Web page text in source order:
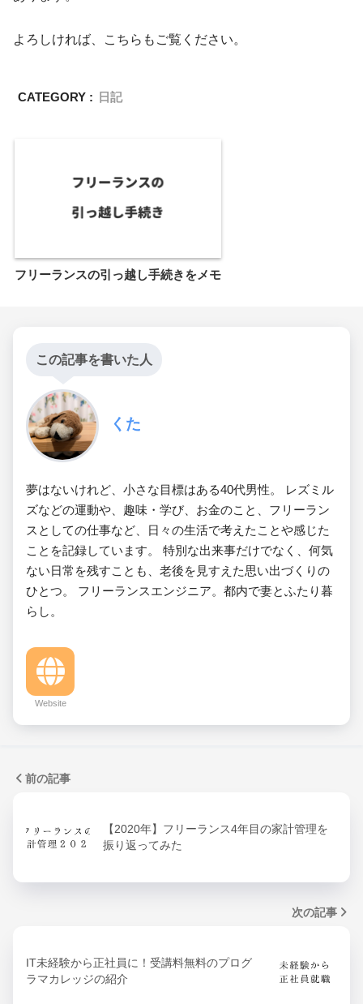
よろしければ、こちらもご覧ください。
CATEGORY : 日記
フリーランスの引っ越し手続きをメモ
この記事を書いた人
くた
夢はないけれど、小さな目標はある40代男性。 レズミル
ズなどの運動や、趣味・学び、お金のこと、フリーラン
スとしての仕事など、日々の生活で考えたことや感じた
ことを記録しています。 特別な出来事だけでなく、何気
ない日常を残すことも、老後を見すえた思い出づくりの
ひとつ。 フリーランスエンジニア。都内で妻とふたり暮
らし。
Website
前の記事
【2020年】フリーランス4年目の家計管理を
振り返ってみた
次の記事
IT未経験から正社員に！受講料無料のプログ
ラマカレッジの紹介